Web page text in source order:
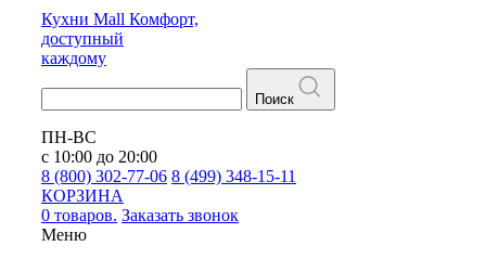
Кухни Mall Комфорт,
доступный
каждому
Поиск
ПН-ВС
с 10:00 до 20:00
8 (800) 302-77-06 8 (499) 348-15-11
КОРЗИНА
0 товаров. Заказать звонок
Меню